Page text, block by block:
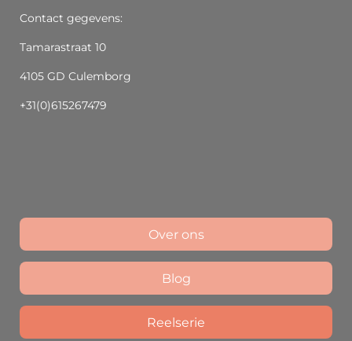
Contact gegevens:
Tamarastraat 10
4105 GD Culemborg
+31(0)615267479
Over ons
Blog
Reelserie